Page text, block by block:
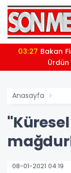
03:27
Anasayfa
08-01-2021 04:19